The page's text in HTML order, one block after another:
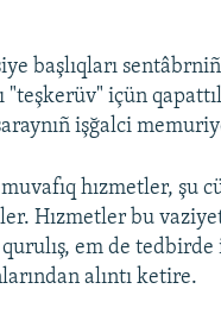
başlıqları
"teşkerüv" içün
işğalci
hızmetler, şu
Hızmetler bu
em de
alıntı ketire.